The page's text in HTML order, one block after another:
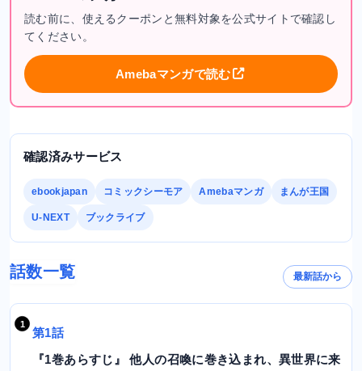
読む前に、使えるクーポンと無料対象を公式サイトで確認し
てください。
Amebaマンガで読む
確認済みサービス
ebookjapan コミックシーモア Amebaマンガ まんが王国
U-NEXT ブックライブ
話数一覧 最新話から
第1話
『1巻あらすじ』 他人の召喚に巻き込まれ、異世界に来